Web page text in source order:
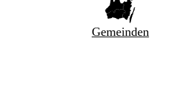
Gemeinden